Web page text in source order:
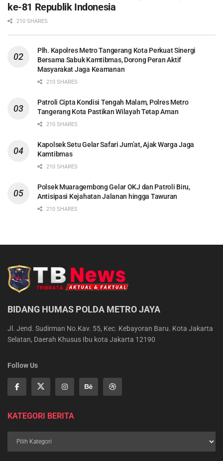
ke-81 Republik Indonesia
210 SHARES
Plh. Kapolres Metro Tangerang Kota Perkuat Sinergi
Bersama Sabuk Kamtibmas, Dorong Peran Aktif
Masyarakat Jaga Keamanan
210 SHARES
Patroli Cipta Kondisi Tengah Malam, Polres Metro
Tangerang Kota Pastikan Wilayah Tetap Aman
210 SHARES
Kapolsek Setu Gelar Safari Jum’at, Ajak Warga Jaga
Kamtibmas
210 SHARES
Polsek Muaragembong Gelar OKJ dan Patroli Biru,
Antisipasi Kejahatan Jalanan hingga Tawuran
210 SHARES
BIDANG HUMAS POLDA METRO JAYA
Jl. Jend. Sudirman No.Kav. 55, Kec. Kebayoran Baru. Kota Jakarta
Selatan, Daerah Khusus Ibu kota Jakarta 12190
Follow Us
KATEGORI BERITA